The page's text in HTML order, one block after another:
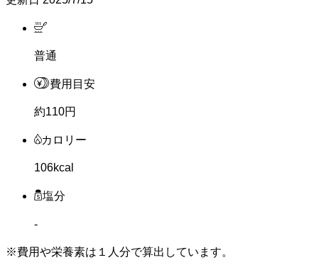
普通
費用目安
約110円
カロリー
106kcal
塩分
-
※費用や栄養素は １人分で算出しています。